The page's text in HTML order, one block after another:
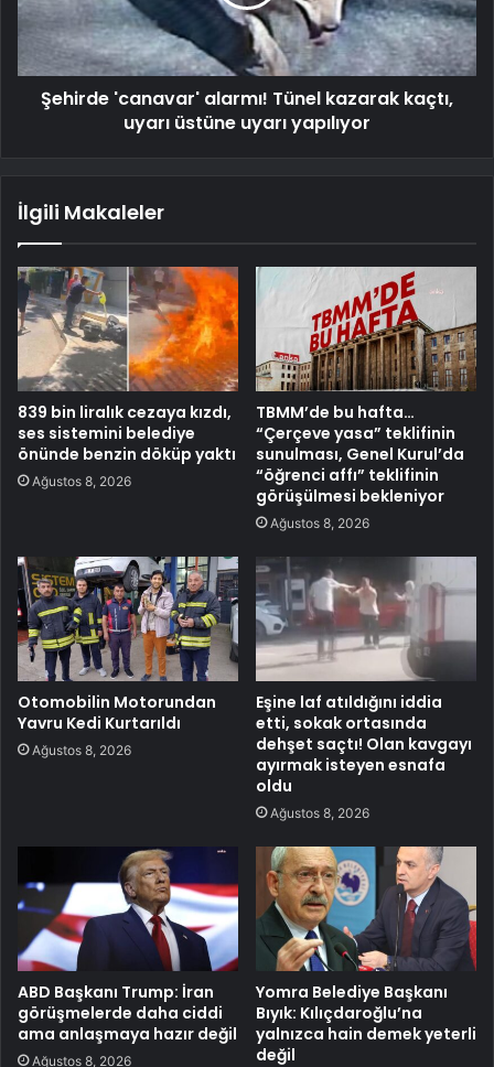
Şehirde 'canavar' alarmı! Tünel kazarak kaçtı,
uyarı üstüne uyarı yapılıyor
İlgili Makaleler
839 bin liralık cezaya kızdı,
ses sistemini belediye
önünde benzin döküp yaktı
Ağustos 8, 2026
TBMM’de bu hafta…
“Çerçeve yasa” teklifinin
sunulması, Genel Kurul’da
“öğrenci affı” teklifinin
görüşülmesi bekleniyor
Ağustos 8, 2026
Otomobilin Motorundan
Yavru Kedi Kurtarıldı
Ağustos 8, 2026
Eşine laf atıldığını iddia
etti, sokak ortasında
dehşet saçtı! Olan kavgayı
ayırmak isteyen esnafa
oldu
Ağustos 8, 2026
ABD Başkanı Trump: İran
görüşmelerde daha ciddi
ama anlaşmaya hazır değil
Ağustos 8, 2026
Yomra Belediye Başkanı
Bıyık: Kılıçdaroğlu’na
yalnızca hain demek yeterli
değil